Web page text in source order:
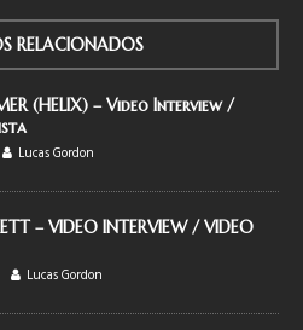
RELACIONADOS
(HELIX) – Video Interview /
Lucas Gordon
– VIDEO INTERVIEW / VIDEO
Lucas Gordon